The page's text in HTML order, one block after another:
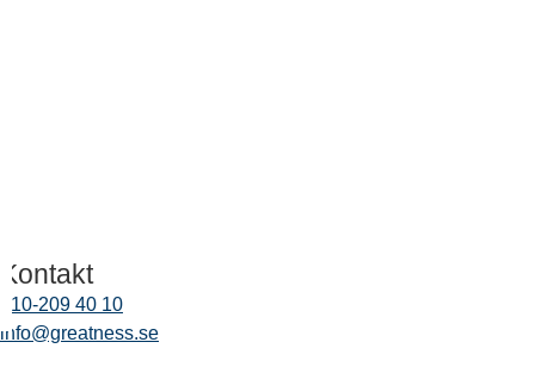
Kontakt
010-209 40 10
info@greatness.se